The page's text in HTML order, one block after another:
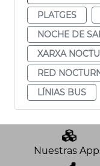
PLATGES
NOCHE DE
XARXA
RED
LÍNIAS BUS
Nuestras